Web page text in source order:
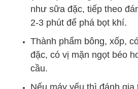
như sữa đặc, tiếp theo
2-3 phút để phá bọt khí.
Thành phẩm bông, xốp,
đặc, có vị mặn ngọt béo
cầu.
Nếu máy yếu thì đánh